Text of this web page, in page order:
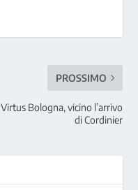
PROSSIMO
Virtus Bologna, vicino l’arrivo
di Cordinier